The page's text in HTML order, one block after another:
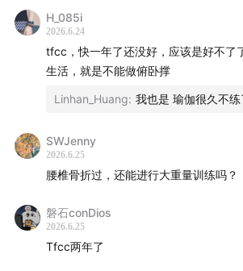
11:24 力量训练时最好的保护关节的手段
胶原蛋白补充的时机
21:24
22:56
【参考文献】
H_085i
2026.6.24
tfcc，快一年了还没好，应该是好不了
生活，就是不能做俯卧撑
Linhan_Huang: 我也是 瑜伽很久不练
SWJenny
2026.6.25
腰椎骨折过，还能进行大重量训练吗？
磐石conDios
2026.6.25
Tfcc两年了